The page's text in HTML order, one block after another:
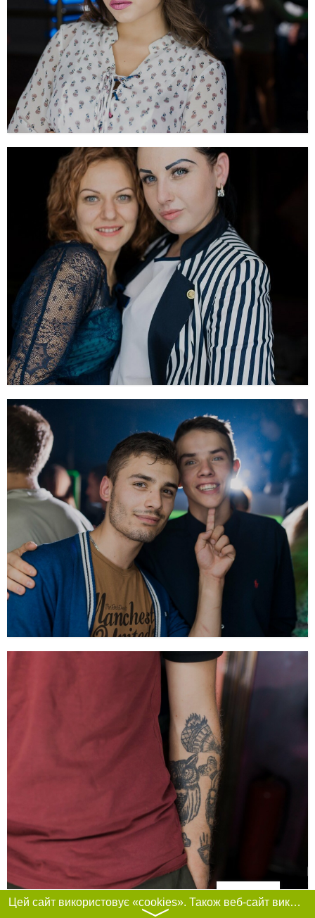
Фільтри
Цей сайт використовує «cookies». Також веб-сайт використовує інтернет-сервіс для збору технічних даних стосовно відвідувачів з метою отримання маркетингової та статистичної інформації. Умови обробки даних відвідувачів сайту див.
〉